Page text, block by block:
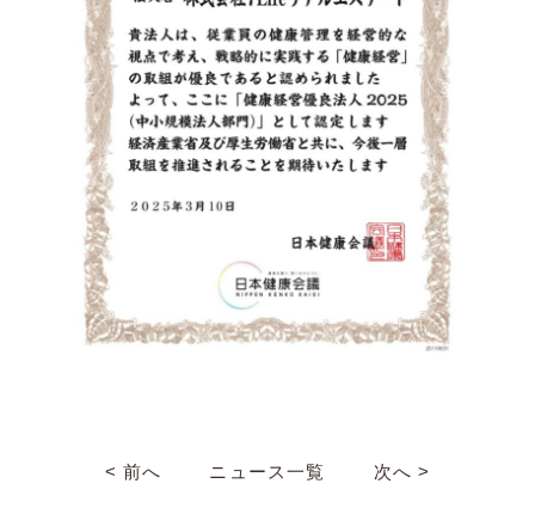
< 前へ ニュース一覧 次へ >